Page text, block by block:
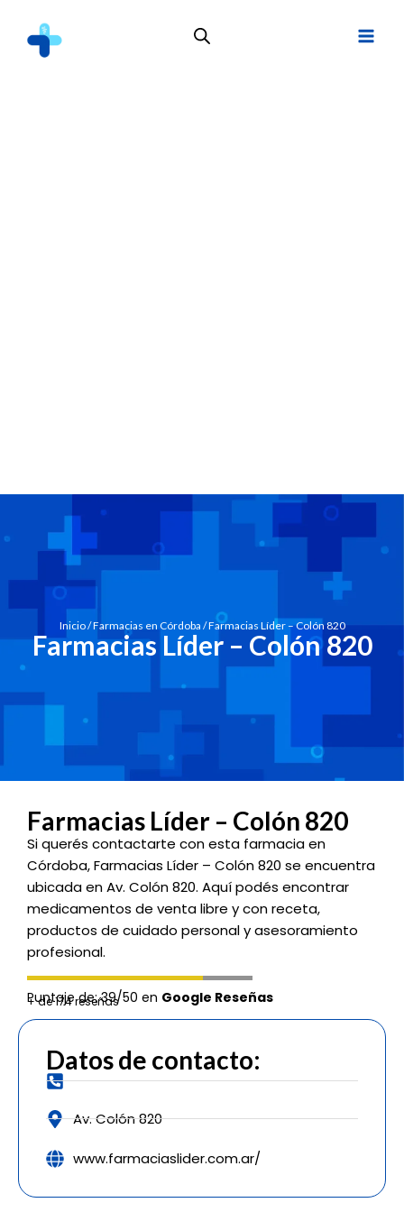
Inicio/Farmacias en Córdoba / Farmacias Líder – Colón 820
Farmacias Líder – Colón 820
Farmacias Líder – Colón 820
Si querés contactarte con esta farmacia en
Córdoba, Farmacias Líder – Colón 820 se encuentra
ubicada en Av. Colón 820. Aquí podés encontrar
medicamentos de venta libre y con receta,
productos de cuidado personal y asesoramiento
profesional.
Puntaje de: 39/50 en Google Reseñas
+ de 174 reseñas
Datos de contacto:
Av. Colón 820
www.farmaciaslider.com.ar/